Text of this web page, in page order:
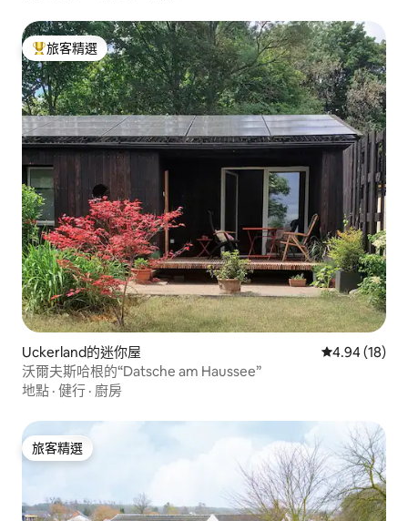
旅客精選榜首
旅客精選
Uckerland的迷你屋 從 18 則評價
4.94 (18)
沃爾夫斯哈根的“Datsche am Haussee”
地點 · 健行 · 廚房
旅客精選
旅客精選